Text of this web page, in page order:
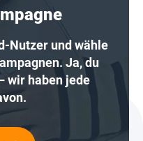
Nutzer und wähle
Ja, du
wir haben jede